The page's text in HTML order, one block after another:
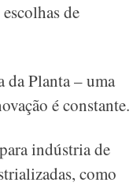
de
da Planta – uma
é constante.
indústria de
como